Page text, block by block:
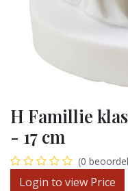
H Famillie
- 17 cm
(0
Login to view Price